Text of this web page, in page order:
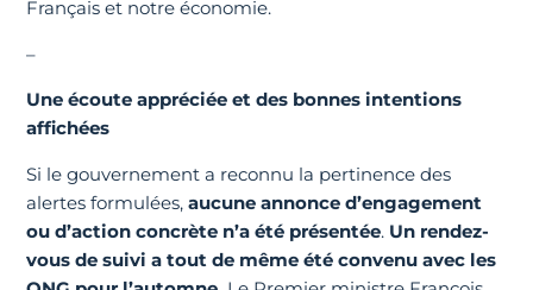
Français et notre économie.
–
Une écoute appréciée et des bonnes intentions
affichées
Si le gouvernement a reconnu la pertinence des
alertes formulées,aucune annonce d’engagement
ou d’action concrète n’a été présentée. Un rendez-
vous de suivi a tout de même été convenu avec les